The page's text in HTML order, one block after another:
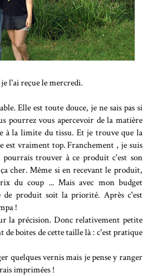
l'ai reçue le mercredi.
Elle est toute douce, je ne sais pas si
pourrez vous apercevoir de la matière
à la limite du tissu. Et je trouve que la
est vraiment top. Franchement , je suis
pourrais trouver à ce produit c'est son
cher. Même si en recevant le produit,
du coup ... Mais avec mon budget
de produit soit la priorité. Après c'est
!
la précision. Donc relativement petite
boites de cette taille là : c'est pratique
quelques vernis mais je pense y ranger
imprimées !